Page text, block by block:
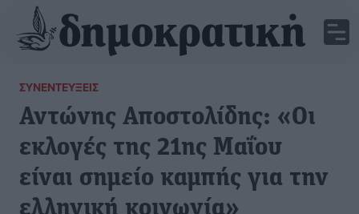
ΣΥΝΕΝΤΕΎΞΕΙΣ
Αντώνης Αποστολίδης: «Οι
εκλογές της 21ης Μαΐου
είναι σημείο καμπής για την